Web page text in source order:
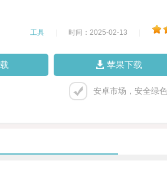
工具 时间：2025-02-13
苹果下载
安卓市场，安全绿色